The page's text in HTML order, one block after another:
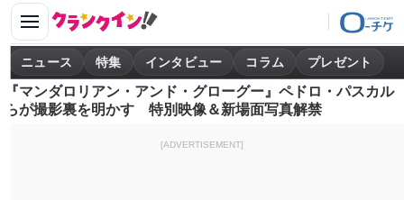
ニュース 特集 インタビュー コラム プレゼント
『マンダロリアン・アンド・グローグー』ペドロ・パスカル
らが撮影裏を明かす 特別映像＆新場面写真解禁
[ADVERTISEMENT]